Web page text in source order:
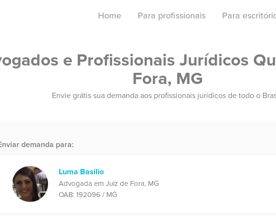
Home Para profissionais Para
e Profissionais Jurídicos
Fora, MG
Envie grátis sua demanda aos profissionais jurídicos de todo o
demanda para:
Luma Basilio
Advogada em Juiz de Fora, MG
OAB: 192096 / MG